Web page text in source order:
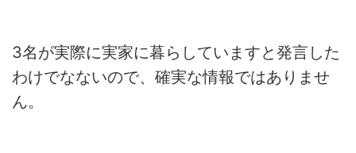
3名が実際に実家に暮らしていますと発言した
わけでなないので、確実な情報ではありませ
ん。